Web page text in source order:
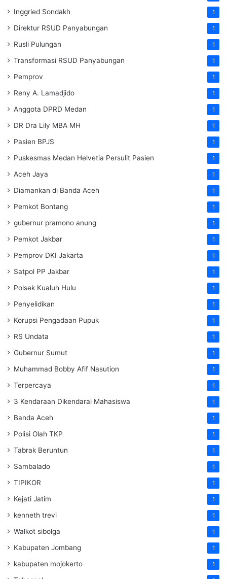
Inggried Sondakh 1
Direktur RSUD Panyabungan 1
Rusli Pulungan 1
Transformasi RSUD Panyabungan 1
Pemprov 1
Reny A. Lamadjido 1
Anggota DPRD Medan 1
DR Dra Lily MBA MH 1
Pasien BPJS 1
Puskesmas Medan Helvetia Persulit Pasien 1
Aceh Jaya 1
Diamankan di Banda Aceh 1
Pemkot Bontang 1
gubernur pramono anung 1
Pemkot Jakbar 1
Pemprov DKI Jakarta 1
Satpol PP Jakbar 1
Polsek Kualuh Hulu 1
Penyelidikan 1
Korupsi Pengadaan Pupuk 1
RS Undata 1
Gubernur Sumut 1
Muhammad Bobby Afif Nasution 1
Terpercaya 1
3 Kendaraan Dikendarai Mahasiswa 1
Banda Aceh 1
Polisi Olah TKP 1
Tabrak Beruntun 1
Sambalado 1
TIPIKOR 1
Kejati Jatim 1
kenneth trevi 1
Walkot sibolga 1
Kabupaten Jombang 1
kabupaten mojokerto 1